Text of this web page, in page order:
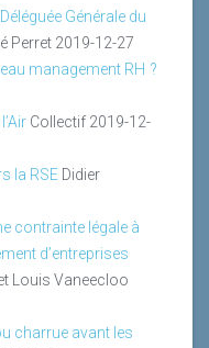
Générale du
Perret 2019-12-27
management RH ?
Collectif 2019-12-
la RSE Didier
contrainte légale à
d’entreprises
Louis Vaneecloo
charrue avant les